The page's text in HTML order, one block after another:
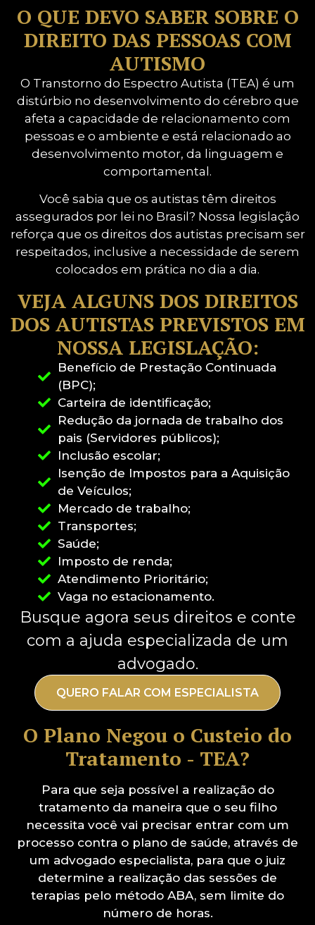
O QUE DEVO SABER SOBRE O
DIREITO DAS PESSOAS COM
AUTISMO
O Transtorno do Espectro Autista (TEA) é um
distúrbio no desenvolvimento do cérebro que
afeta a capacidade de relacionamento com
pessoas e o ambiente e está relacionado ao
desenvolvimento motor, da linguagem e
comportamental.
Você sabia que os autistas têm direitos
assegurados por lei no Brasil? Nossa legislação
reforça que os direitos dos autistas precisam ser
respeitados, inclusive a necessidade de serem
colocados em prática no dia a dia.
VEJA ALGUNS DOS DIREITOS
DOS AUTISTAS PREVISTOS EM
NOSSA LEGISLAÇÃO:
Benefício de Prestação Continuada
(BPC);
Carteira de identificação;
Redução da jornada de trabalho dos
pais (Servidores públicos);
Inclusão escolar;
Isenção de Impostos para a Aquisição
de Veículos;
Mercado de trabalho;
Transportes;
Saúde;
Imposto de renda;
Atendimento Prioritário;
Vaga no estacionamento.
Busque agora seus direitos e conte
com a ajuda especializada de um
advogado.
QUERO FALAR COM ESPECIALISTA
O Plano Negou o Custeio do
Tratamento - TEA?
Para que seja possível a realização do
tratamento da maneira que o seu filho
necessita você vai precisar entrar com um
processo contra o plano de saúde, através de
um advogado especialista, para que o juiz
determine a realização das sessões de
terapias pelo método ABA, sem limite do
número de horas.